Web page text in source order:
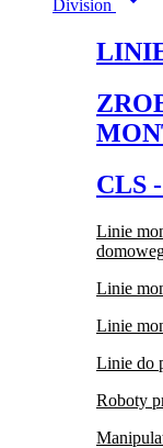
Division
CLS
Linie
Linie
Linie
Linie do
Roboty